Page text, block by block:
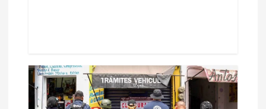
a
s